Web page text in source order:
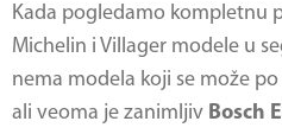
Kada pogledamo kompletnu
Michelin i Villager modele u
nema modela koji se može
ali veoma je zanimljiv Bosch